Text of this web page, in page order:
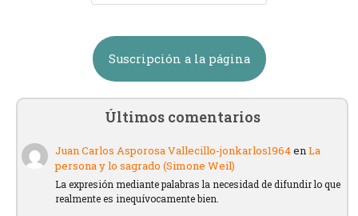
Suscripción a la página
Últimos comentarios
Juan Carlos Asporosa Vallecillo-jonkarlos1964enLa
persona y lo sagrado (Simone Weil)
La expresión mediante palabras la necesidad de difundir lo que
realmente es inequívocamente bien.